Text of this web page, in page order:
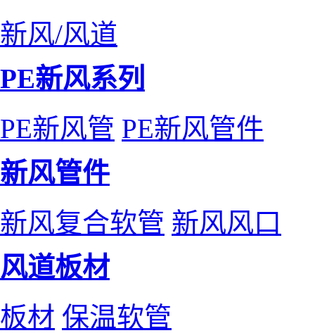
新风/风道
PE新风系列
PE新风管 PE新风管件
新风管件
新风复合软管 新风风口
风道板材
板材 保温软管